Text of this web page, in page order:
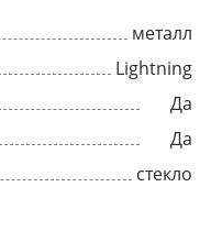
металл
Lightning
Да
Да
стекло